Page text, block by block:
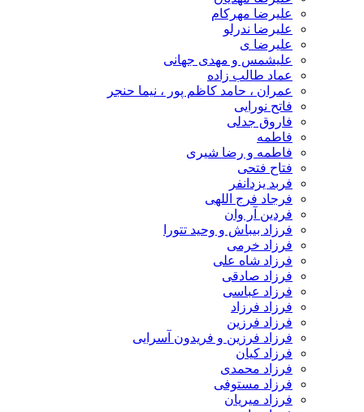
علیرضا مهرکام
علیرضا ندرلو
علیرضا ی
علیشمس و مهدی جهانی
عماد طالب زاده
عمران ، حامد کاظم پور ، نیما حنجر
فاتح نورایی
فاروق جدلی
فاطمه
فاطمه و رضا شیری
فتاح فتحی
فربد یزدانفر
فرجاد فرج اللهی
فردین آر وان
فرزاد بیباش و وحید تتورا
فرزاد خرمی
فرزاد شاه علی
فرزاد صادقی
فرزاد عباسی
فرزاد فرزاد
فرزاد فرزین
فرزاد فرزین و فریدون آسرایی
فرزاد کیان
فرزاد محمدی
فرزاد مستوفی
فرزاد میریان